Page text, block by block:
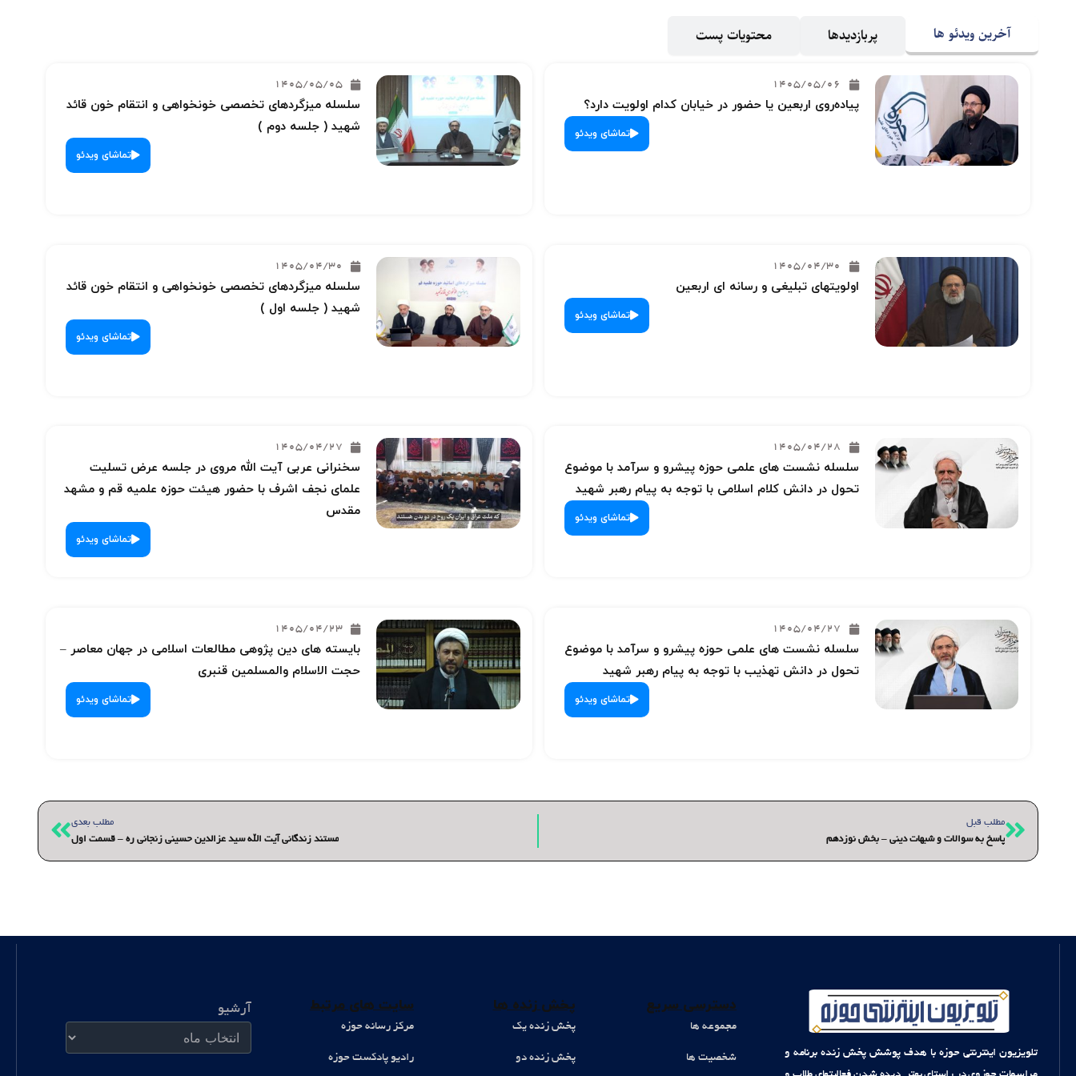
آخرین ویدئو ها پربازدیدها محتویات پست
1405/05/06
پیاده‌روی اربعین یا حضور در خیابان کدام اولویت دارد؟
تماشای ویدئو
1405/05/05
سلسله میزگردهای تخصصی خونخواهی و انتقام خون قائد
شهید ( جلسه دوم )
تماشای ویدئو
1405/04/30
اولویتهای تبلیغی و رسانه ای اربعین
تماشای ویدئو
1405/04/30
سلسله میزگردهای تخصصی خونخواهی و انتقام خون قائد
شهید ( جلسه اول )
تماشای ویدئو
1405/04/28
سلسله نشست های علمی حوزه پیشرو و سرآمد با موضوع
تحول در دانش کلام اسلامی با توجه به پیام رهبر شهید
تماشای ویدئو
1405/04/27
سخنرانی عربی آیت الله مروی در جلسه عرض تسلیت
علمای نجف اشرف با حضور هیئت حوزه علمیه قم و مشهد
مقدس
تماشای ویدئو
1405/04/27
سلسله نشست های علمی حوزه پیشرو و سرآمد با موضوع
تحول در دانش تهذیب با توجه به پیام رهبر شهید
تماشای ویدئو
1405/04/23
بایسته های دین پژوهی مطالعات اسلامی در جهان معاصر –
حجت الاسلام والمسلمین قنبری
تماشای ویدئو
قبلیمطلب قبل
پاسخ به سوالات و شبهات دینی – بخش نوزدهم
مطلب بعدی
مستند زندگانی آیت الله سید عزالدین حسینی زنجانی ره – قسمت اول
بعدی
تلویزیون اینترنتی حوزه با هدف پوشش پخش زنده برنامه و
دسترسی سریع
مجموعه ها
شخصیت ها
پخش زنده ها
پخش زنده یک
پخش زنده دو
سایت های مرتبط
مرکز رسانه حوزه
رادیو پادکست حوزه
آرشیو
آرشیو